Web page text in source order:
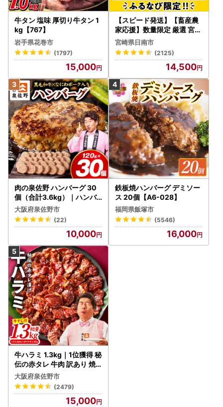
牛タン 塩味 厚切り牛タン 1
kg【767】
岩手県花巻市
(1797)
15,000
【スピード発送】【畜産農
家応援】数量限定 厳選 宮崎
牛 赤身 焼肉 計800g FN-Li
mited-PR_BDV5-26-2W
宮崎県日南市
(2125)
14,500
肉の泉佐野 ハンバーグ 30
個（合計3.6kg）｜ハンバ
ーグ 訳あり 黒毛和牛×なに
わポーク
大阪府泉佐野市
(22)
10,000
鉄板焼ハンバーグ デミソー
ス 20個【A6-028】
福岡県飯塚市
(5546)
16,000
牛ハラミ 1.3kg｜1位獲得 秘
伝の赤タレ 牛肉 訳あり 焼
肉 BBQ
大阪府泉佐野市
(2479)
15,000